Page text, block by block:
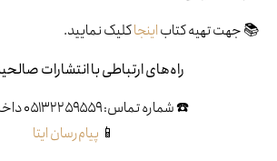
تهیه کتاباینجاکلیک نمایید.
راه‌های ارتباطی با انتشارات صالحیه نواب:
☎️ شماره تماس: ۰۵۱۳۲۲۵۹۵۵۹ داخلی ۲۳۳
پیام‌رسان ایتا